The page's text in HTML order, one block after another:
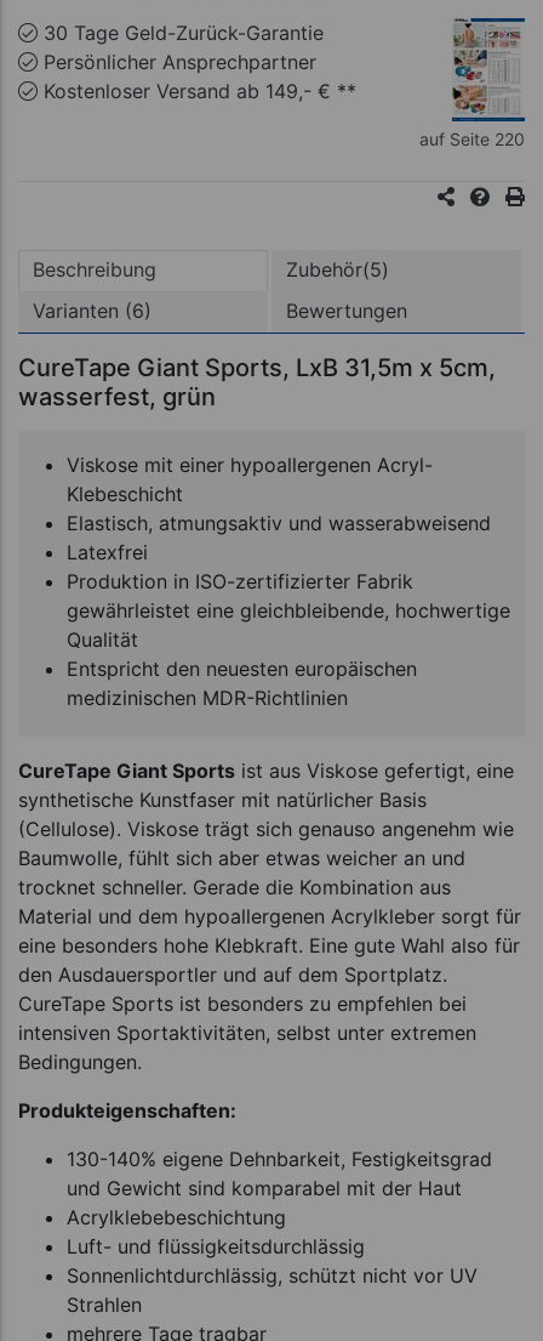
30 Tage Geld-Zurück-Garantie
Persönlicher Ansprechpartner
Kostenloser Versand ab 149,- € **
auf Seite 220
Beschreibung
Zubehör(5)
Varianten (6)
Bewertungen
CureTape Giant Sports, LxB 31,5m x 5cm,
wasserfest, grün
Viskose mit einer hypoallergenen Acryl-
Klebeschicht
Elastisch, atmungsaktiv und wasserabweisend
Latexfrei
Produktion in ISO-zertifizierter Fabrik
gewährleistet eine gleichbleibende, hochwertige
Qualität
Entspricht den neuesten europäischen
medizinischen MDR-Richtlinien
CureTape Giant Sports ist aus Viskose gefertigt, eine
synthetische Kunstfaser mit natürlicher Basis
(Cellulose). Viskose trägt sich genauso angenehm wie
Baumwolle, fühlt sich aber etwas weicher an und
trocknet schneller. Gerade die Kombination aus
Material und dem hypoallergenen Acrylkleber sorgt für
eine besonders hohe Klebkraft. Eine gute Wahl also für
den Ausdauersportler und auf dem Sportplatz.
CureTape Sports ist besonders zu empfehlen bei
intensiven Sportaktivitäten, selbst unter extremen
Bedingungen.
Produkteigenschaften:
130-140% eigene Dehnbarkeit, Festigkeitsgrad
und Gewicht sind komparabel mit der Haut
Acrylklebebeschichtung
Luft- und flüssigkeitsdurchlässig
Sonnenlichtdurchlässig, schützt nicht vor UV
Strahlen
mehrere Tage tragbar